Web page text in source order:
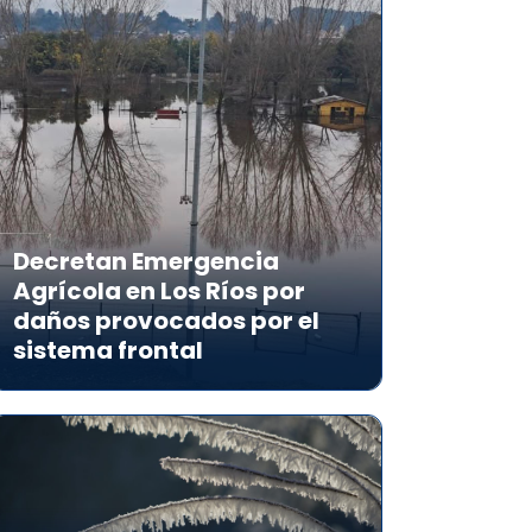
Decretan Emergencia
Agrícola en Los Ríos por
daños provocados por el
sistema frontal